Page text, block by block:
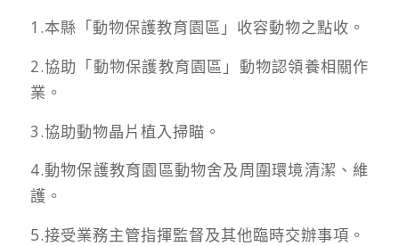
1.本縣「動物保護教育園區」收容動物之點收。
2.協助「動物保護教育園區」動物認領養相關作
業。
3.協助動物晶片植入掃瞄。
4.動物保護教育園區動物舍及周圍環境清潔、維
護。
5.接受業務主管指揮監督及其他臨時交辦事項。